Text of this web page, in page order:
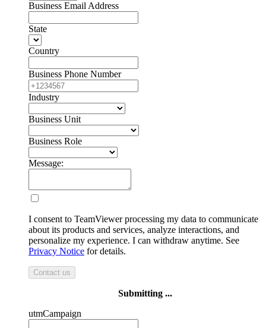
Business Email Address
State
Country
Business Phone Number
Industry
Business Unit
Business Role
Message:
I consent to TeamViewer processing my data to communicate
about its products and services, analyze interactions, and
personalize my experience. I can withdraw anytime. See
Privacy Notice for details.
Contact us
Submitting ...
utmCampaign